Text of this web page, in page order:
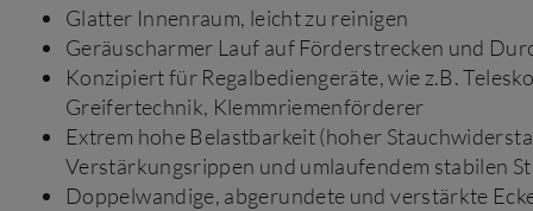
Glatter Innenraum, leicht zu reinigen
Geräuscharmer Lauf auf Förderstrecken und
Konzipiert für Regalbediengeräte, wie z.B.
Greifertechnik, Klemmriemenförderer
Extrem hohe Belastbarkeit (hoher
Verstärkungsrippen und umlaufendem stabilen
Doppelwandige, abgerundete und verstärkte